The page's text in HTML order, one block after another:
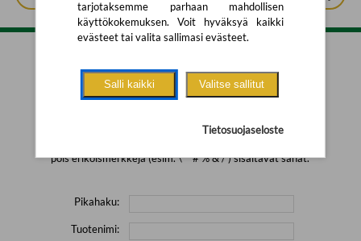
Tarkennettu haku
pois erikoismerkkejä (esim. \' " # % & / ) sisältävät sanat.
Pikahaku:
Tuotenimi:
tarjotaksemme parhaan mahdollisen
käyttökokemuksen. Voit hyväksyä kaikki
evästeet tai valita sallimasi evästeet.
Salli kaikki Valitse sallitut
Tietosuojaseloste